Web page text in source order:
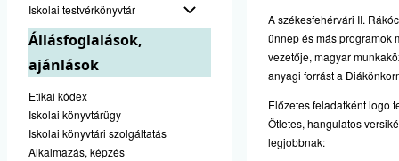
Iskolai testvérkönyvtár
Állásfoglalások,
ajánlások
Etikai kódex
Iskolai könyvtárügy
Iskolai könyvtári szolgáltatás
Alkalmazás, képzés
A székesfehérvári II.
ünnep és más programok
vezetője, magyar
anyagi forrást a
Előzetes feladatként logo
Ötletes, hangulatos
legjobbnak: